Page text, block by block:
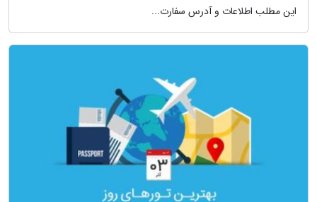
این مطلب اطلاعات و آدرس سفارت...